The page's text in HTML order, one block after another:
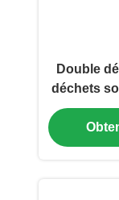
Double
déchets
pour le